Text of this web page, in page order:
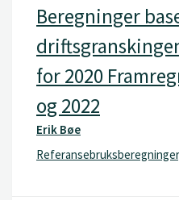
Beregninger
for 2020
og 2022
Erik Bøe